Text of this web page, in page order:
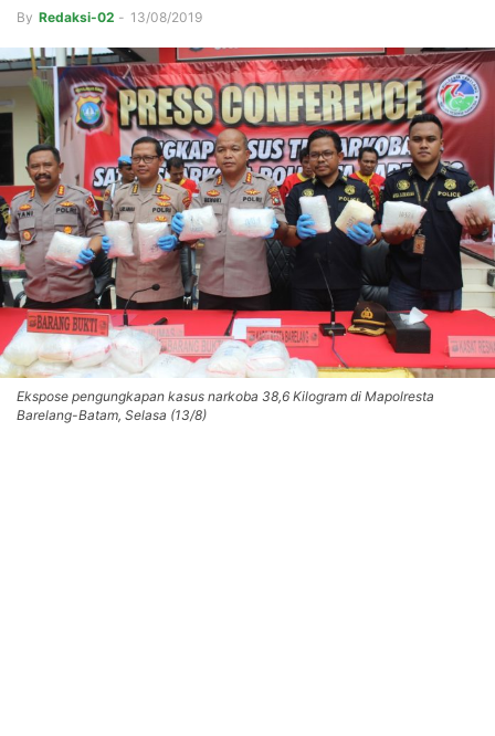
By Redaksi-02 - 13/08/2019
Ekspose pengungkapan kasus narkoba 38,6 Kilogram di Mapolresta
Barelang-Batam, Selasa (13/8)